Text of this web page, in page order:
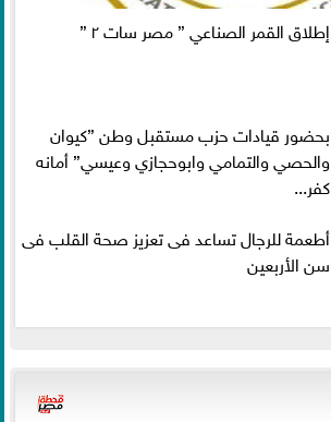
إطلاق القمر الصناعي ” مصر سات ٢ ”
بحضور قيادات حزب مستقبل وطن ”كيوان
والحصي والتمامي وابوحجازي وعيسي” أمانه
كفر...
أطعمة للرجال تساعد فى تعزيز صحة القلب فى
سن الأربعين